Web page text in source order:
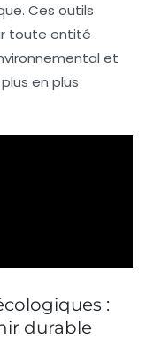
Ces outils
toute entité
et
en plus
:
durable